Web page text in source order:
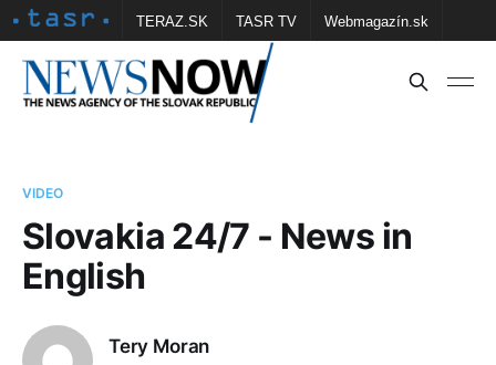
TERAZ.SK TASR TV Webmagazín.sk
Vtedy.sk FOTOBANKA TASR Školské
VIDEO
Slovakia 24/7 - News in
English
Tery Moran